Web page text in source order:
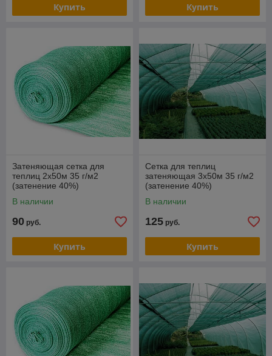
Купить Купить
Затеняющая сетка для
теплиц 2х50м 35 г/м2
(затенение 40%)
В наличии
90 руб.
Купить
Сетка для теплиц
затеняющая 3х50м 35 г/м2
(затенение 40%)
В наличии
125 руб.
Купить